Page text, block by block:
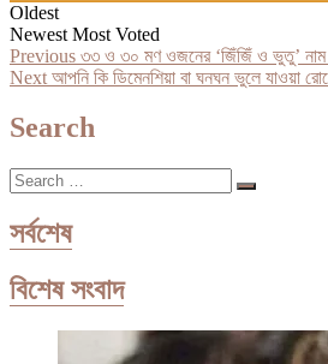
Oldest
Newest Most Voted
Post
navigation
Previous Previous
post:
৩৩ ও ৩০ মণ ওজনের ‘জিঁজিঁ ও ভুতু’ নাম
Next Next
আপনি কি ডিমেনশিয়া বা ঘনঘন ভুলে যাওয়া
Search
Search
…
সর্বশেষ
বিশেষ সংবাদ